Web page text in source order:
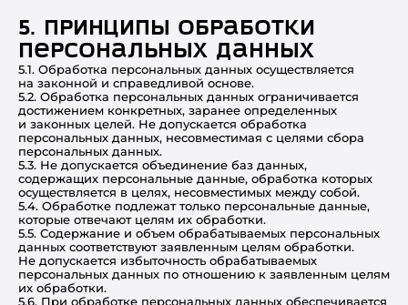
5. Принципы обработки
персональных данных
5.1. Обработка персональных данных осуществляется
на законной и справедливой основе.
5.2. Обработка персональных данных ограничивается
достижением конкретных, заранее определенных
и законных целей. Не допускается обработка
персональных данных, несовместимая с целями сбора
персональных данных.
5.3. Не допускается объединение баз данных,
содержащих персональные данные, обработка которых
осуществляется в целях, несовместимых между собой.
5.4. Обработке подлежат только персональные данные,
которые отвечают целям их обработки.
5.5. Содержание и объем обрабатываемых персональных
данных соответствуют заявленным целям обработки.
Не допускается избыточность обрабатываемых
персональных данных по отношению к заявленным целям
их обработки.
5.6. При обработке персональных данных обеспечивается